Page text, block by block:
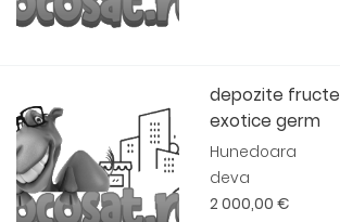
depozite fructe
exotice germ
Hunedoara
deva
2 000,00 €